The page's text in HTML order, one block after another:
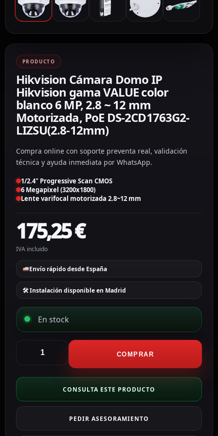
PRODUCTO
Hikvision Cámara Domo IP
Hikvision gama VALUE color
blanco 6 MP, 2.8 ~ 12 mm
Motorizada, PoE DS-2CD1763G2-
LIZSU(2.8-12mm)
Compra online con soporte preventa real, validación
técnica y ayuda inmediata por WhatsApp.
1/2.4" Progressive Scan CMOS
6 Megapixel (3200x1800)
Lente varifocal motorizada 2.8~12 mm
175,25€
IVA incluido
Envío rápido desde España
🛠 Instalación disponible en Madrid
En stock
Cámara
IP
gama
VALUE
blanco
COMPRAR
CONSULTA ESTE PRODUCTO
PEDIR ASESORAMIENTO